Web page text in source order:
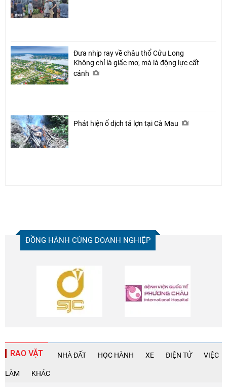
Đưa nhịp ray về châu thổ Cửu Long
Không chỉ là giấc mơ, mà là động lực cất
cánh
Phát hiện ổ dịch tả lợn tại Cà Mau
ĐỒNG HÀNH CÙNG DOANH NGHIỆP
RAO VẶT NHÀ ĐẤT HỌC HÀNH XE ĐIỆN TỬ VIỆC
LÀM KHÁC